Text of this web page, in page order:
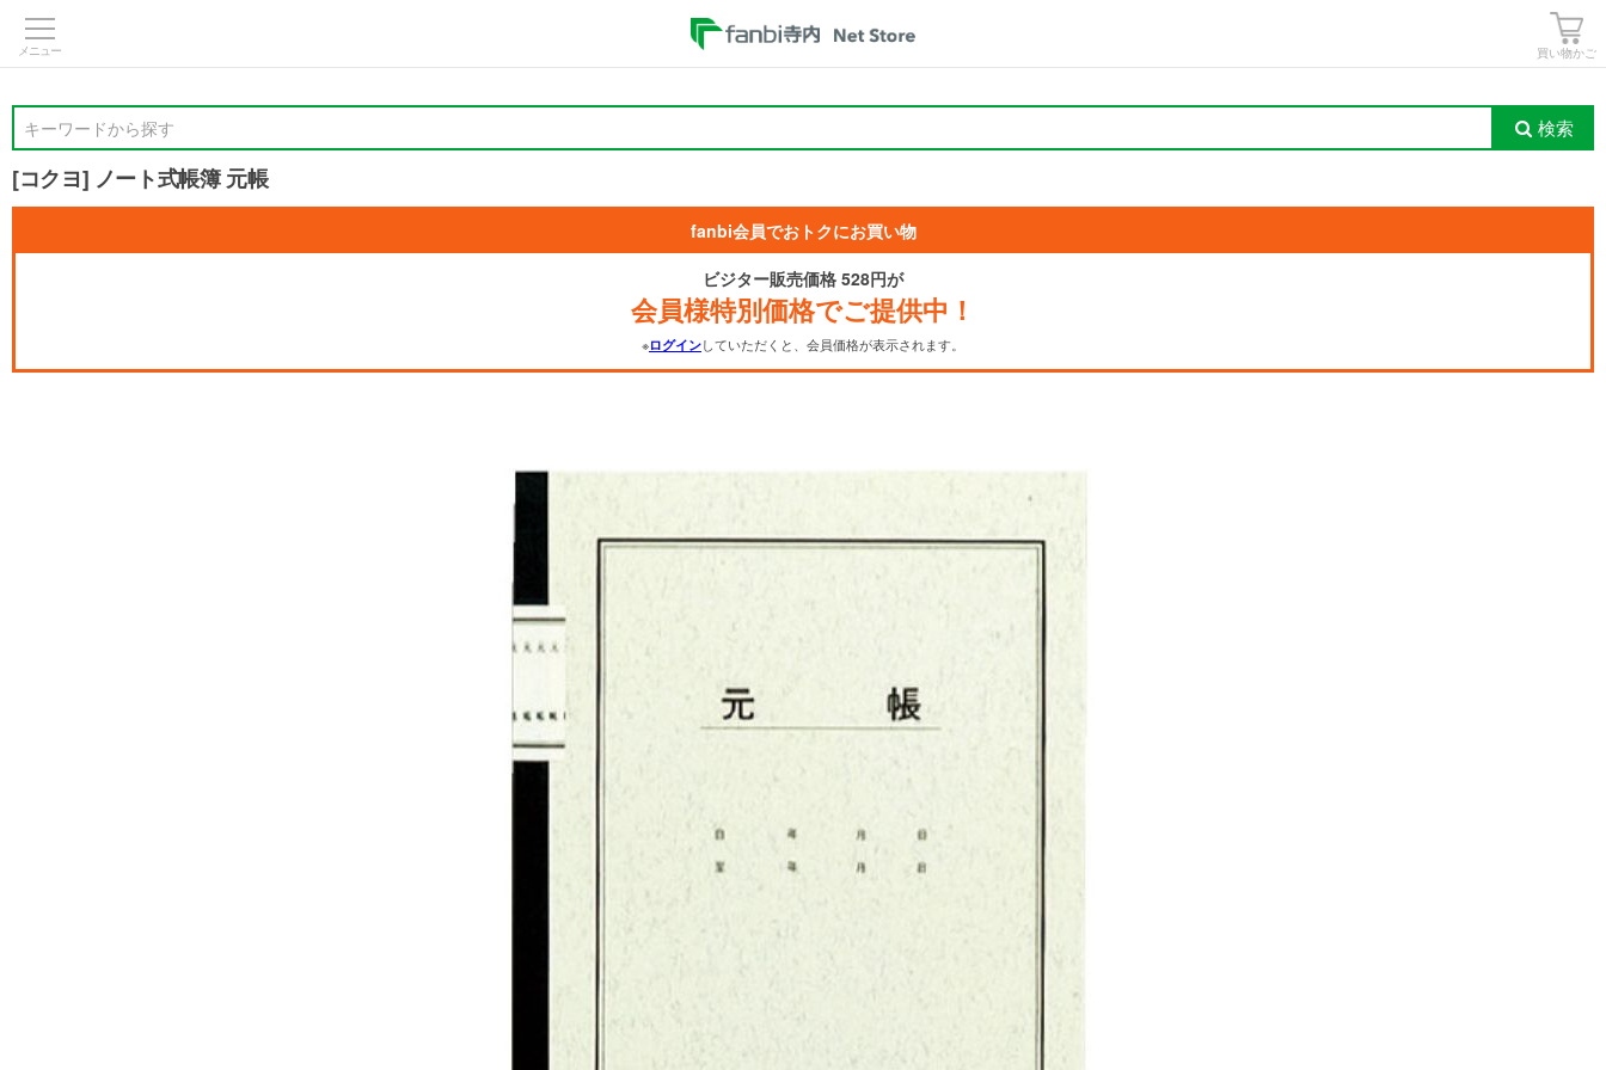
買い物かご
キーワードから探す 検索
[コクヨ] ノート式帳簿 元帳
fanbi会員でおトクにお買い物
ビジター販売価格 528円が
会員様特別価格でご提供中！
※ログインしていただくと、会員価格が表示されます。